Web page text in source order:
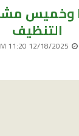
وخميس
التنظيف